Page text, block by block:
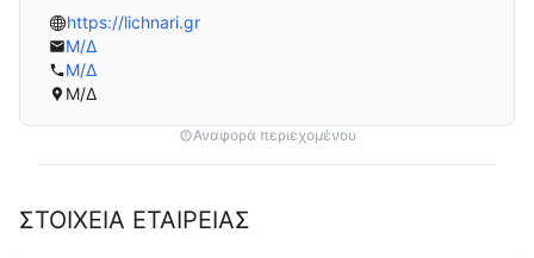
https://lichnari.gr
Μ/Δ
Μ/Δ
Μ/Δ
Αναφορά περιεχομένου
ΣΤΟΙΧΕΙΑ ΕΤΑΙΡΕΙΑΣ